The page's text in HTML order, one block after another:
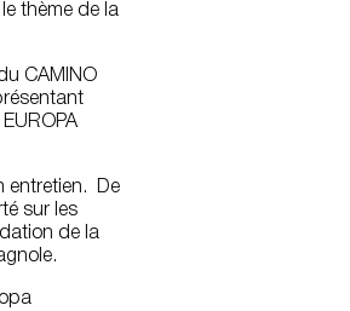
thème de la
CAMINO
entretien. De
sur les
de la